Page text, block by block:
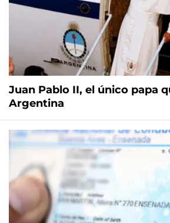
Juan Pablo II, el único papa
Argentina